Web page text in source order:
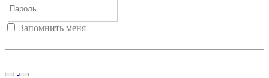
Запомнить меня